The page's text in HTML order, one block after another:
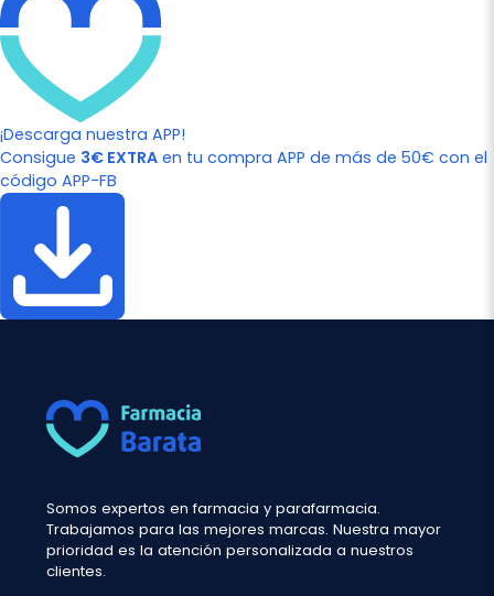
¡Descarga nuestra APP!
Consigue 3€ EXTRA en tu compra APP de más de 50€ con el
código APP-FB
Somos expertos en farmacia y parafarmacia.
Trabajamos para las mejores marcas. Nuestra mayor
prioridad es la atención personalizada a nuestros
clientes.